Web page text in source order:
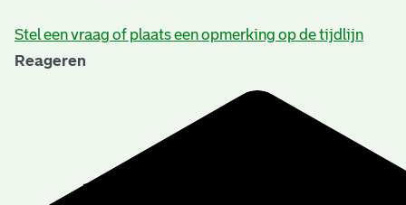
Stel een vraag of plaats een opmerking op de tijdlijn
Reageren